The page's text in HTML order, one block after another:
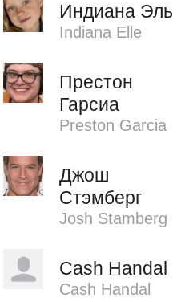
Индиана Эль
Indiana Elle
Престон
Гарсиа
Preston Garcia
Джош
Стэмберг
Josh Stamberg
Cash Handal
Cash Handal